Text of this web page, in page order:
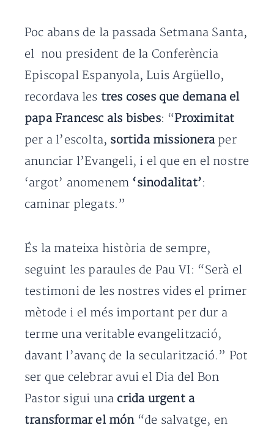
Poc abans de la passada Setmana Santa,
el nou president de la Conferència
Episcopal Espanyola, Luis Argüello,
recordava les tres coses que demana el
papa Francesc als bisbes: “Proximitat
per a l’escolta, sortida missionera per
anunciar l’Evangeli, i el que en el nostre
‘argot’ anomenem ‘sinodalitat’:
caminar plegats.”
És la mateixa història de sempre,
seguint les paraules de Pau VI: “Serà el
testimoni de les nostres vides el primer
mètode i el més important per dur a
terme una veritable evangelització,
davant l’avanç de la secularització.” Pot
ser que celebrar avui el Dia del Bon
Pastor sigui una crida urgent a
transformar el món “de salvatge, en